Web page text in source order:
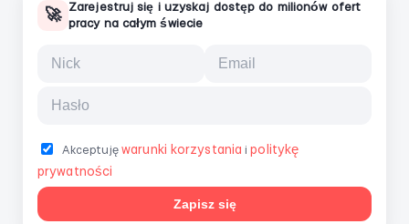
🚀
Zarejestruj się i uzyskaj dostęp do milionów ofert
pracy na całym świecie
Akceptujęwarunki korzystania i politykę
prywatności
Zapisz się